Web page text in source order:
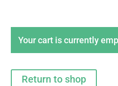
Your cart is currently
Return to shop